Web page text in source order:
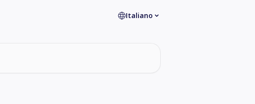
Italiano